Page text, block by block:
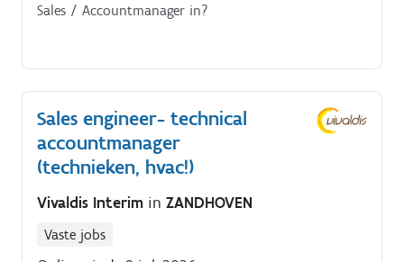
Sales / Accountmanager in?
Sales engineer- technical
accountmanager
(technieken, hvac!)
Vivaldis Interim in ZANDHOVEN
Vaste jobs